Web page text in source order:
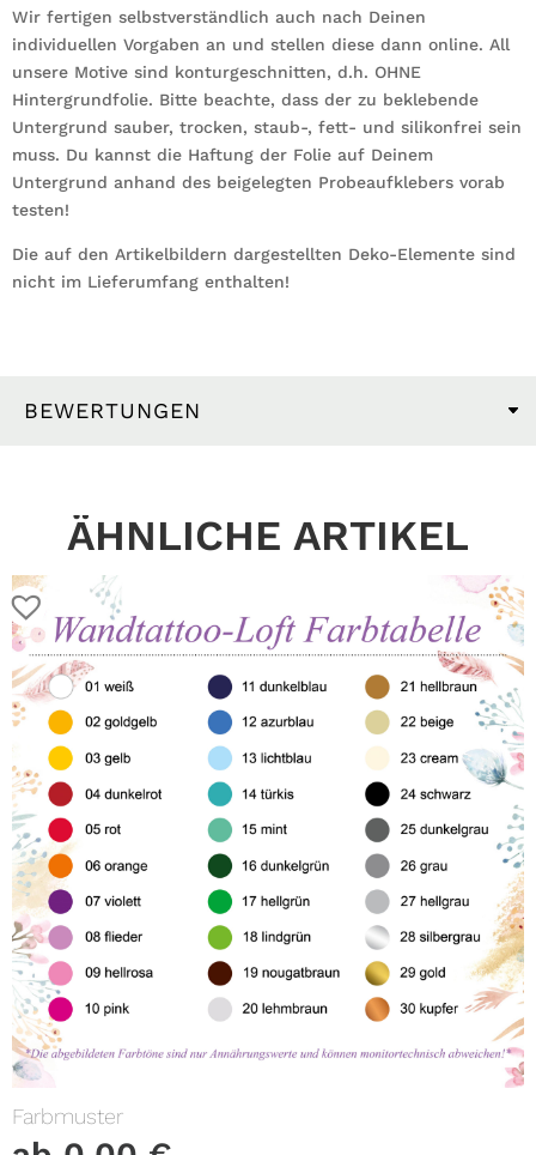
Wir fertigen selbstverständlich auch nach Deinen
individuellen Vorgaben an und stellen diese dann online. All
unsere Motive sind konturgeschnitten, d.h. OHNE
Hintergrundfolie. Bitte beachte, dass der zu beklebende
Untergrund sauber, trocken, staub-, fett- und silikonfrei sein
muss. Du kannst die Haftung der Folie auf Deinem
Untergrund anhand des beigelegten Probeaufklebers vorab
testen!
Die auf den Artikelbildern dargestellten Deko-Elemente sind
nicht im Lieferumfang enthalten!
BEWERTUNGEN
ÄHNLICHE ARTIKEL
Farbmuster